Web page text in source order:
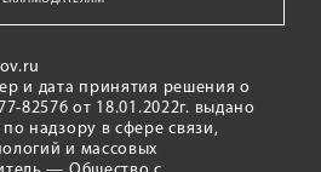
и дата принятия решения о
82576 от 18.01.2022г. выдано
надзору в сфере связи,
и массовых